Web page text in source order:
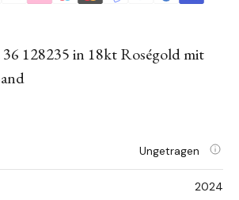
128235 in 18kt Roségold mit
Ungetragen
2024